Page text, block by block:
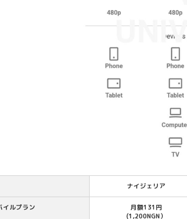
ナイジェリア
イルプラン
月額131円
(1,200NGN）